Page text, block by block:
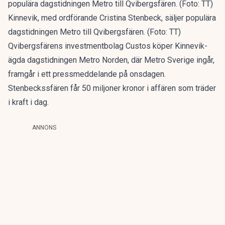
Kinnevik, med ordförande Cristina Stenbeck, säljer populära
dagstidningen Metro till Qvibergsfären. (Foto: TT)
Qvibergsfärens investmentbolag Custos köper Kinnevik-
ägda dagstidningen Metro Norden, där Metro Sverige ingår,
framgår i ett pressmeddelande på onsdagen.
Stenbeckssfären får 50 miljoner kronor i affären som träder
i kraft i dag.
ANNONS